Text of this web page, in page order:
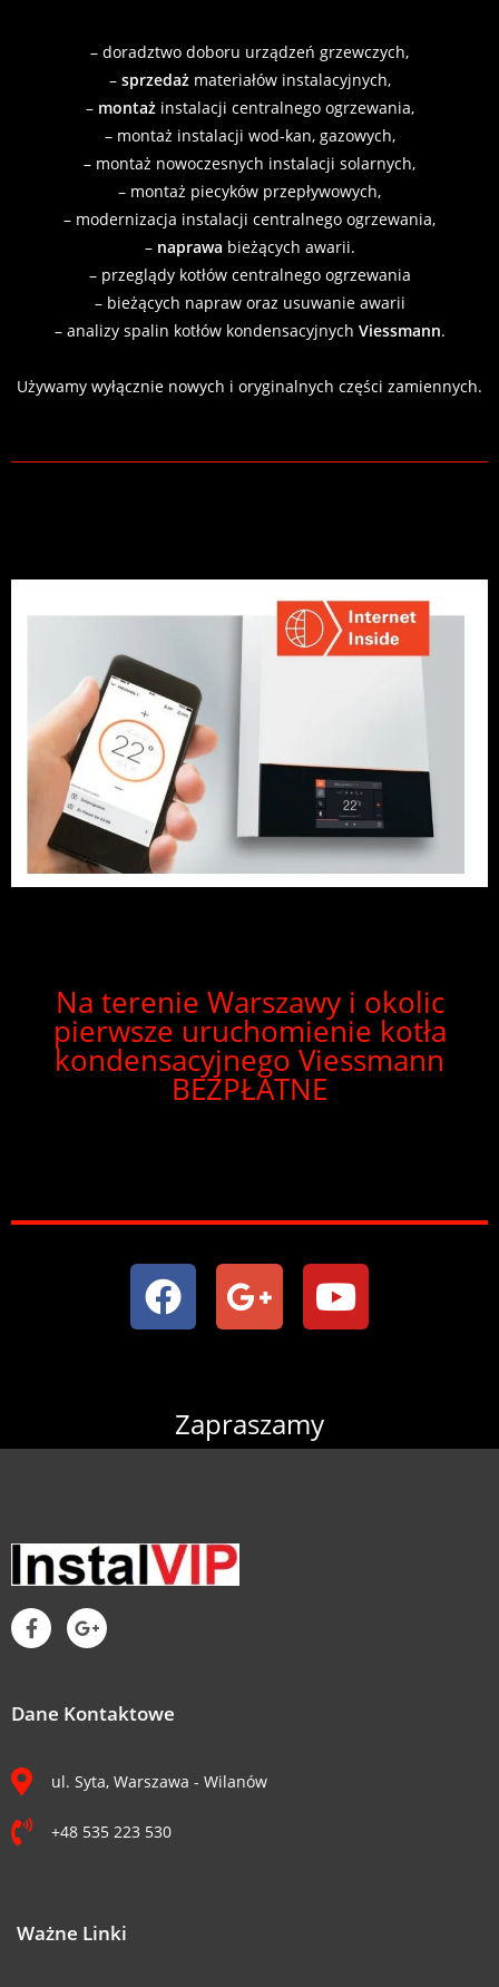
– doradztwo doboru urządzeń grzewczych,
– sprzedażmateriałów instalacyjnych,
– montażinstalacji centralnego ogrzewania,
– montaż instalacji wod-kan, gazowych,
– montaż nowoczesnych instalacji solarnych,
– montaż piecyków przepływowych,
– modernizacja instalacji centralnego ogrzewania,
– naprawa bieżących awarii.
– przeglądy kotłów centralnego ogrzewania
– bieżących napraw oraz usuwanie awarii
– analizy spalin kotłów kondensacyjnych Viessmann.
Używamy wyłącznie nowych i oryginalnych części zamiennych.
Na terenie Warszawy i okolic
pierwsze uruchomienie kotła
kondensacyjnego Viessmann
BEZPŁATNE
Zapraszamy
Dane Kontaktowe
ul. Syta, Warszawa - Wilanów
+48 535 223 530
Ważne Linki